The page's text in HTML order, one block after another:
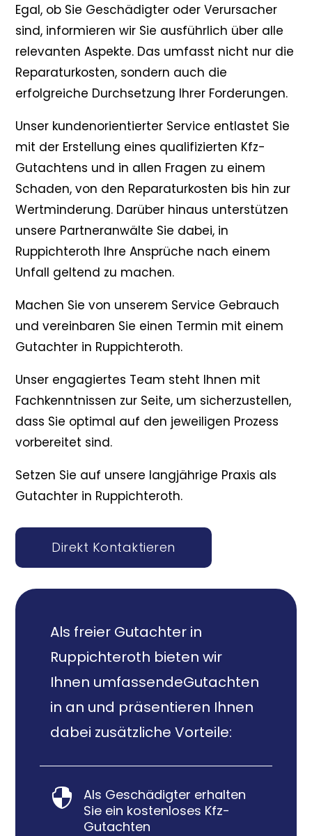
Egal, ob Sie Geschädigter oder Verursacher
sind, informieren wir Sie ausführlich über alle
relevanten Aspekte. Das umfasst nicht nur die
Reparaturkosten, sondern auch die
erfolgreiche Durchsetzung Ihrer Forderungen.
Unser kundenorientierter Service entlastet Sie
mit der Erstellung eines qualifizierten Kfz-
Gutachtens und in allen Fragen zu einem
Schaden, von den Reparaturkosten bis hin zur
Wertminderung. Darüber hinaus unterstützen
unsere Partneranwälte Sie dabei, in
Ruppichteroth Ihre Ansprüche nach einem
Unfall geltend zu machen.
Machen Sie von unserem Service Gebrauch
und vereinbaren Sie einen Termin mit einem
Gutachter in Ruppichteroth.
Unser engagiertes Team steht Ihnen mit
Fachkenntnissen zur Seite, um sicherzustellen,
dass Sie optimal auf den jeweiligen Prozess
vorbereitet sind.
Setzen Sie auf unsere langjährige Praxis als
Gutachter in Ruppichteroth.
Direkt Kontaktieren
Als freier Gutachter in
Ruppichteroth bieten wir
Ihnen umfassendeGutachten
in an und präsentieren Ihnen
dabei zusätzliche Vorteile:

Als Geschädigter erhalten
Sie ein kostenloses Kfz-
Gutachten